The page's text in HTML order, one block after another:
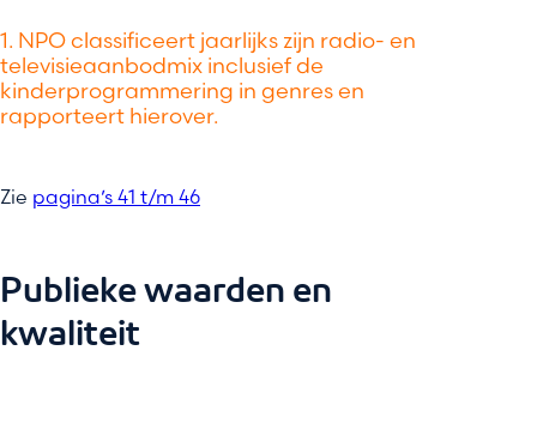
1. NPO classificeert jaarlijks zijn radio- en
televisieaanbodmix inclusief de
kinderprogrammering in genres en
rapporteert hierover.
Zie pagina’s 41 t/m 46
Publieke waarden en
kwaliteit